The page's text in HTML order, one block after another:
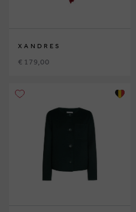
XANDRES
€ 179,00